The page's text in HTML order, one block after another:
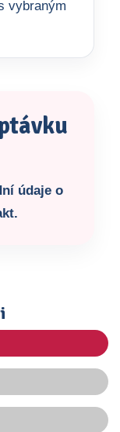
vybraným
údaje o